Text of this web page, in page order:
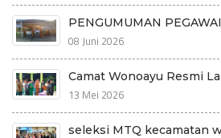
PENGUMUMAN
08 Juni 2026
Camat Wonoayu Resmi
13 Mei 2026
seleksi MTQ kecamatan